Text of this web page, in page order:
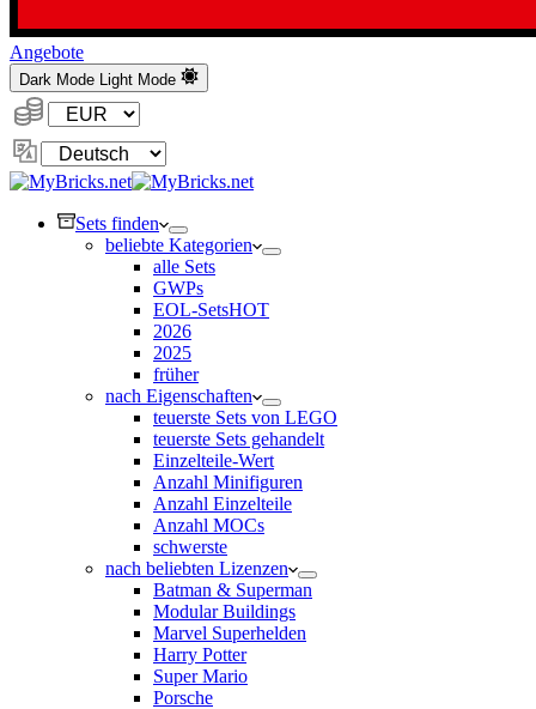
Angebote
Dark Mode Light Mode
Währung:
Sprache
ändern
Sets finden
beliebte Kategorien
alle Sets
GWPs
EOL-SetsHOT
2026
2025
früher
nach Eigenschaften
teuerste Sets von LEGO
teuerste Sets gehandelt
Einzelteile-Wert
Anzahl Minifiguren
Anzahl Einzelteile
Anzahl MOCs
schwerste
nach beliebten Lizenzen
Batman & Superman
Modular Buildings
Marvel Superhelden
Harry Potter
Super Mario
Porsche